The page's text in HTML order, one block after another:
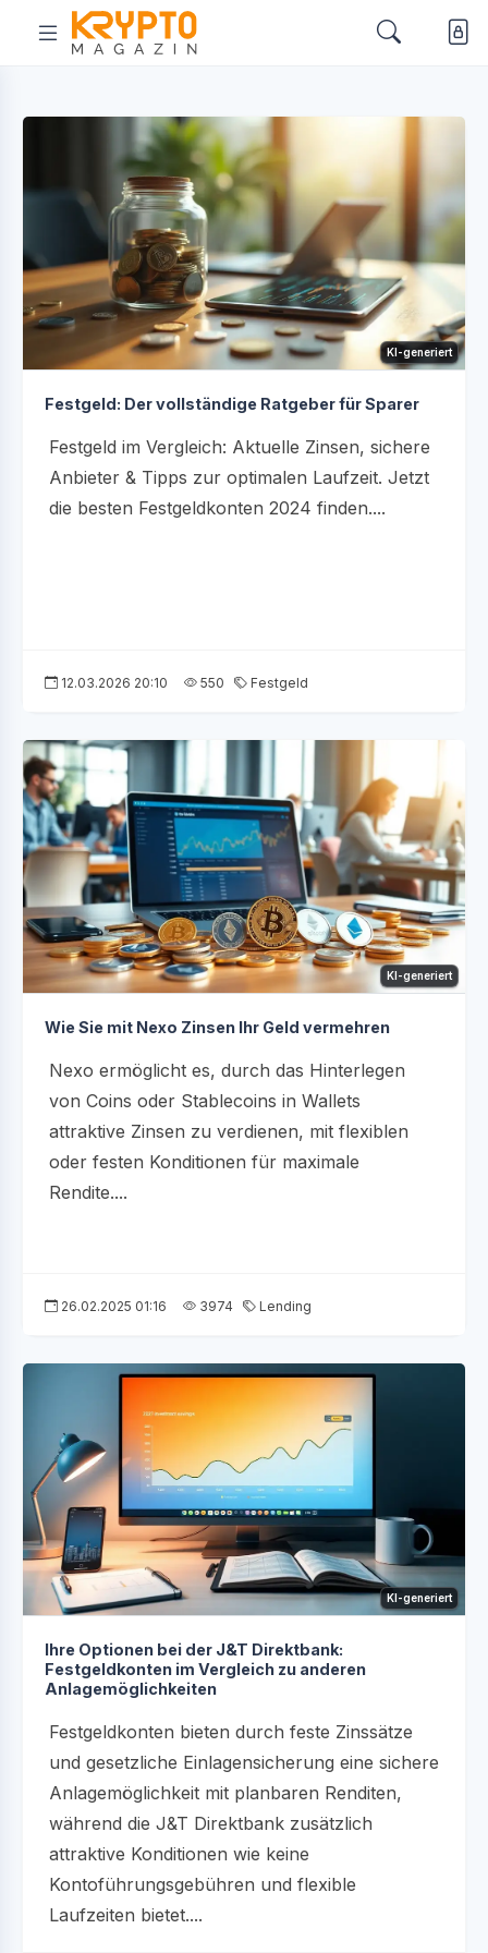
KI-generiert
Festgeld: Der vollständige Ratgeber für Sparer
Festgeld im Vergleich: Aktuelle Zinsen, sichere
Anbieter & Tipps zur optimalen Laufzeit. Jetzt
die besten Festgeldkonten 2024 finden....
12.03.2026 20:10 550 Festgeld
KI-generiert
Wie Sie mit Nexo Zinsen Ihr Geld vermehren
Nexo ermöglicht es, durch das Hinterlegen
von Coins oder Stablecoins in Wallets
attraktive Zinsen zu verdienen, mit flexiblen
oder festen Konditionen für maximale
Rendite....
26.02.2025 01:16 3974 Lending
KI-generiert
Ihre Optionen bei der J&T Direktbank:
Festgeldkonten im Vergleich zu anderen
Anlagemöglichkeiten
Festgeldkonten bieten durch feste Zinssätze
und gesetzliche Einlagensicherung eine sichere
Anlagemöglichkeit mit planbaren Renditen,
während die J&T Direktbank zusätzlich
attraktive Konditionen wie keine
Kontoführungsgebühren und flexible
Laufzeiten bietet....